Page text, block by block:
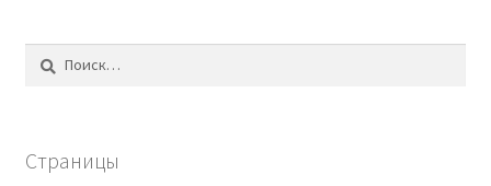
Страницы